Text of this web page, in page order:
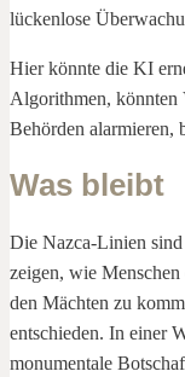
lückenlose
Hier könnte die KI
Algorithmen, könnten
Behörden alarmieren,
Was bleibt
Die Nazca-Linien
zeigen, wie
den Mächten zu
entschieden. In einer
monumentale